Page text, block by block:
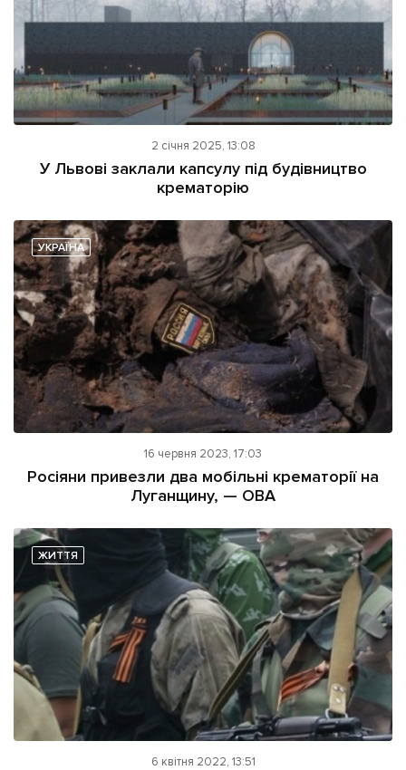
2 січня 2025, 13:08
У Львові заклали капсулу під будівництво
крематорію
УКРАЇНА
16 червня 2023, 17:03
Росіяни привезли два мобільні крематорії на
Луганщину, — ОВА
ЖИТТЯ
6 квітня 2022, 13:51